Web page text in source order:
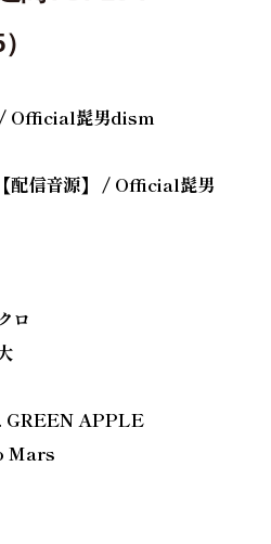
/ Official髭男dism
配信音源】 / Official髭男
ロ
GREEN APPLE
Mars